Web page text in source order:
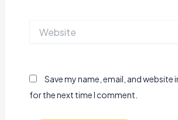
Save my name, email, and website
for the next time I comment.